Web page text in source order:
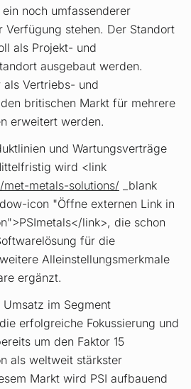
noch umfassenderer
stehen. Der Standort
als Projekt- und
ausgebaut werden.
als Vertriebs- und
britischen Markt für mehrere
erweitert werden.
und Wartungsverträge
wird <link
metals-solutions/ _blank
icon "Öffne externen Link in
link>, die schon
für die
Alleinstellungsmerkmale
ergänzt.
im Segment
erfolgreiche Fokussierung und
um den Faktor 15
als weltweit stärkster
Markt wird PSI aufbauend